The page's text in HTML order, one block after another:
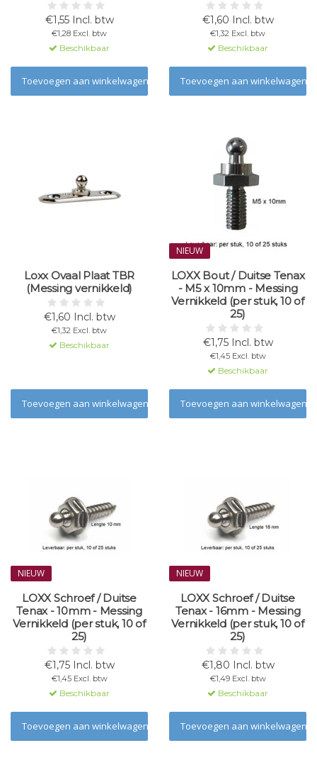
€1,55 Incl. btw
€1,28 Excl. btw
Beschikbaar
Toevoegen aan winkelwagen
€1,60 Incl. btw
€1,32 Excl. btw
Beschikbaar
Toevoegen aan winkelwagen
Loxx Ovaal Plaat TBR
(Messing vernikkeld)
€1,60 Incl. btw
€1,32 Excl. btw
Beschikbaar
Toevoegen aan winkelwagen
NIEUW
LOXX Bout / Duitse Tenax
- M5 x 10mm - Messing
Vernikkeld (per stuk, 10 of
25)
€1,75 Incl. btw
€1,45 Excl. btw
Beschikbaar
Toevoegen aan winkelwagen
NIEUW
LOXX Schroef / Duitse
Tenax - 10mm - Messing
Vernikkeld (per stuk, 10 of
25)
€1,75 Incl. btw
€1,45 Excl. btw
Beschikbaar
Toevoegen aan winkelwagen
NIEUW
LOXX Schroef / Duitse
Tenax - 16mm - Messing
Vernikkeld (per stuk, 10 of
25)
€1,80 Incl. btw
€1,49 Excl. btw
Beschikbaar
Toevoegen aan winkelwagen